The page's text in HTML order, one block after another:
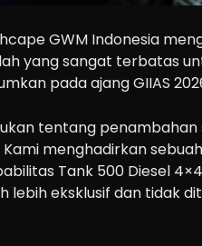
GWM Indonesia
yang sangat terbatas
pada ajang GIIAS
tentang penambahan
menghadirkan
Tank 500 Diesel
lebih eksklusif dan tidak